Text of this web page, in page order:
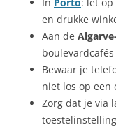
en drukke
Aan de
Bewaar je
niet los op een
Zorg dat je via